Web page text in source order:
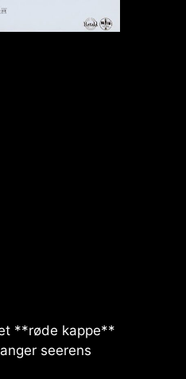
**røde kappe**
seerens